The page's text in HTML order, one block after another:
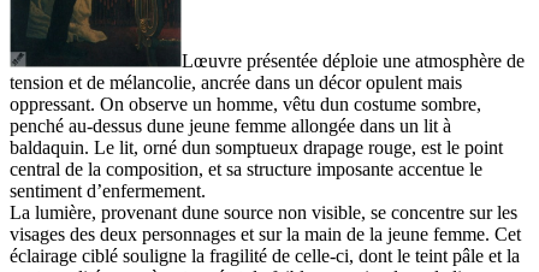
Lœuvre présentée déploie une atmosphère de
tension et de mélancolie, ancrée dans un décor opulent mais
oppressant. On observe un homme, vêtu dun costume sombre,
penché au-dessus dune jeune femme allongée dans un lit à
baldaquin. Le lit, orné dun somptueux drapage rouge, est le point
central de la composition, et sa structure imposante accentue le
sentiment d’enfermement.
La lumière, provenant dune source non visible, se concentre sur les
visages des deux personnages et sur la main de la jeune femme. Cet
éclairage ciblé souligne la fragilité de celle-ci, dont le teint pâle et la